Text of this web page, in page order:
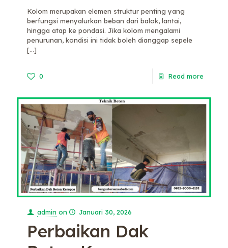
Kolom merupakan elemen struktur penting yang
berfungsi menyalurkan beban dari balok, lantai,
hingga atap ke pondasi. Jika kolom mengalami
penurunan, kondisi ini tidak boleh dianggap sepele
[…]
0 Read more
admin on Januari 30, 2026
Perbaikan Dak